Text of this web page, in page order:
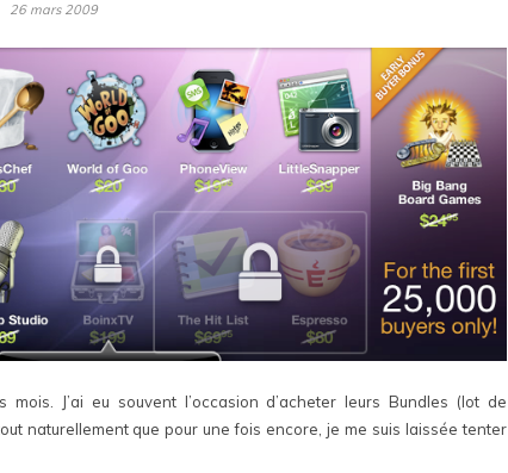
26 mars 2009
J’ai eu souvent l’occasion d’acheter leurs Bundles (lot de
naturellement que pour une fois encore, je me suis laissée tenter